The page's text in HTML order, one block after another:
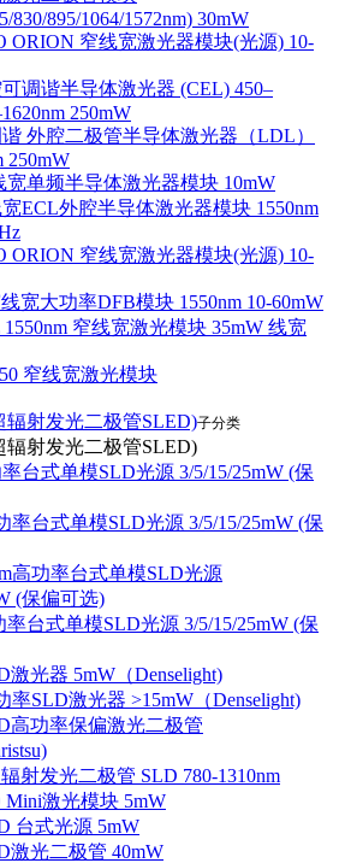
830/895/1064/1572nm) 30mW
ORION 窄线宽激光器模块(光源) 10-
调谐半导体激光器 (CEL) 450–
250mW
外腔二极管半导体激光器（LDL）
250mW
宽单频半导体激光器模块 10mW
ECL外腔半导体激光器模块 1550nm
ORION 窄线宽激光器模块(光源) 10-
宽大功率DFB模块 1550nm 10-60mW
窄线宽激光模块 35mW 线宽
窄线宽激光模块
辐射发光二极管SLED)子分类
辐射发光二极管SLED)
台式单模SLD光源 3/5/15/25mW (保
率台式单模SLD光源 3/5/15/25mW (保
高功率台式单模SLD光源
(保偏可选)
率台式单模SLD光源 3/5/15/25mW (保
激光器 5mW（Denselight)
率SLD激光器 >15mW（Denselight)
高功率保偏激光二极管
射发光二极管 SLD 780-1310nm
Mini激光模块 5mW
台式光源 5mW
激光二极管 40mW